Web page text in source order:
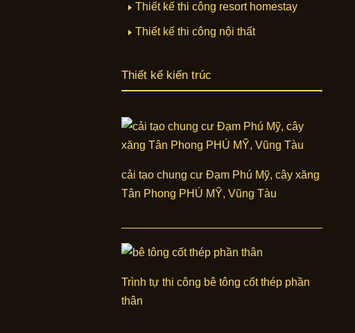
Thiết kế thi công resort homestay
Thiết kế thi công nội thất
Thiết kế kiến trúc
cải tạo chung cư Đạm Phú Mỹ, cây xăng
Tân Phong PHÚ MỸ, Vũng Tàu
Trình tự thi công bê tông cốt thép phần
thân